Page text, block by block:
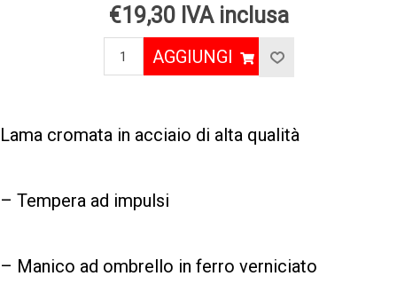
€19,30 IVA inclusa
AGGIUNGI
Lama cromata in acciaio di alta qualità
– Tempera ad impulsi
– Manico ad ombrello in ferro verniciato